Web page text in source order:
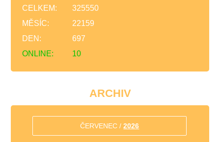
ONLINE: 10
CELKEM:
325550
MĚSÍC:
22159
DEN:
697
ARCHIV
ČERVENEC /2026